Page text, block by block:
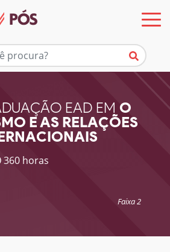
EAD EM O
E AS RELAÇÕES
360 horas
Faixa 2
informações